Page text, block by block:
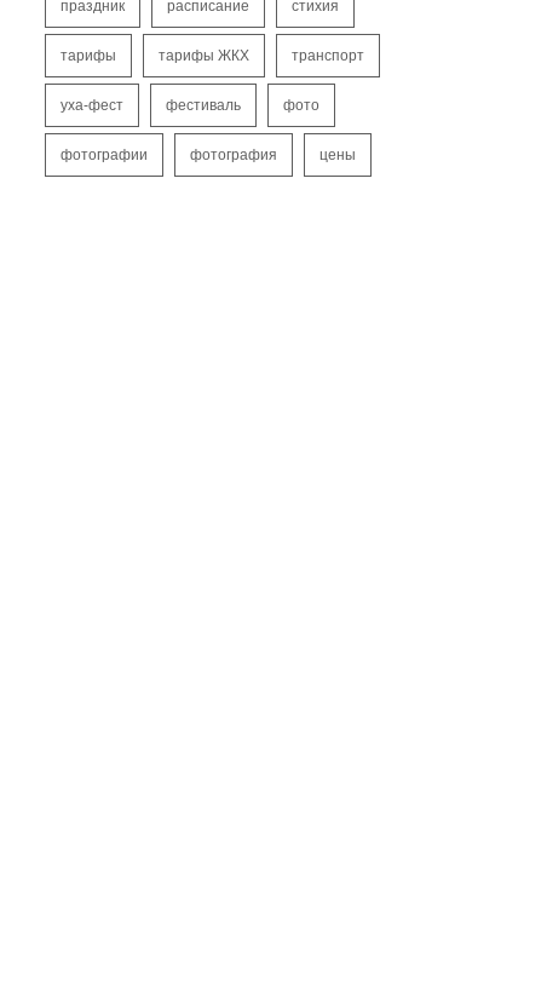
праздник расписание стихия
тарифы тарифы ЖКХ транспорт
уха-фест фестиваль фото
фотографии фотография цены